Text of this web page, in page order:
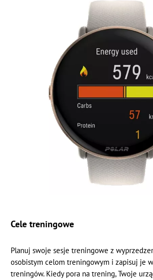
Cele treningowe
Planuj swoje sesje treningowe z
osobistym celom treningowym i zapisuj je
treningów. Kiedy pora na trening, Twoje